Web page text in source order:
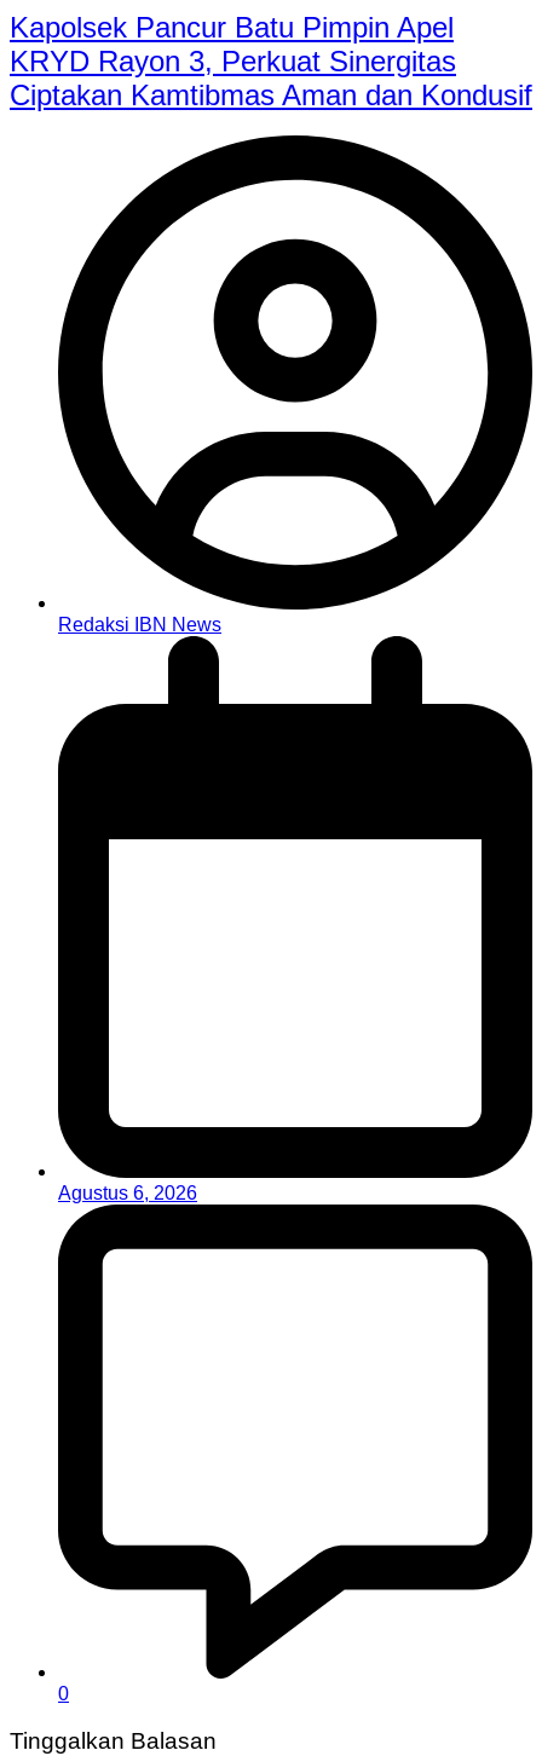
Kapolsek Pancur Batu Pimpin Apel
KRYD Rayon 3, Perkuat Sinergitas
Ciptakan Kamtibmas Aman dan Kondusif
Redaksi IBN News
Agustus 6, 2026
0
Tinggalkan Balasan